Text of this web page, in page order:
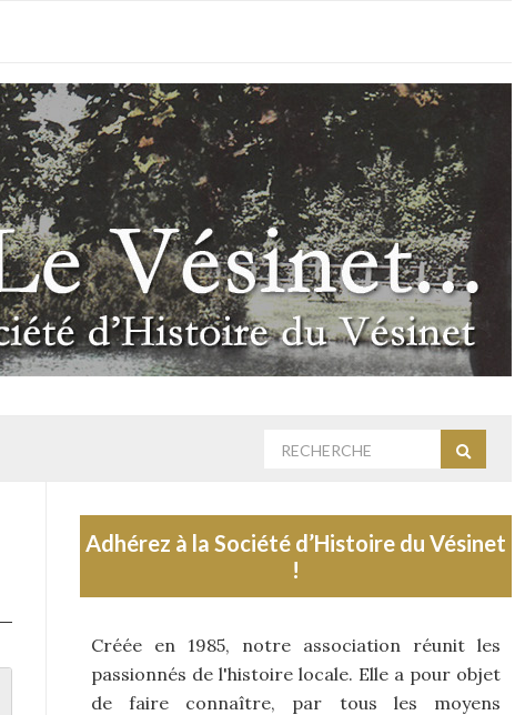
Adhérez à la Société d’Histoire du Vésinet
!
Créée en 1985, notre association réunit les
passionnés de l'histoire locale. Elle a pour objet
de faire connaître, par tous les moyens